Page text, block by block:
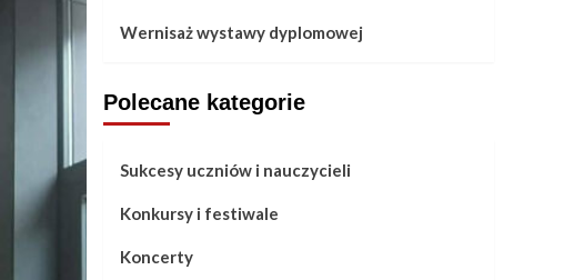
Wernisaż wystawy dyplomowej
Polecane kategorie
Sukcesy uczniów i nauczycieli
Konkursy i festiwale
Koncerty